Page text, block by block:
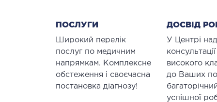
ПОСЛУГИ
Широкий перелік
послуг по медичним
напрямкам. Комплексне
обстеження і своєчасна
постановка діагнозу!
ДОСВІД
У Центрі
високого
до Ваших
успішної